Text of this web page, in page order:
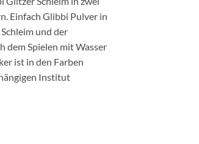
Einfach Glibbi Pulver in
und der
dem Spielen mit Wasser
ist in den Farben
Institut